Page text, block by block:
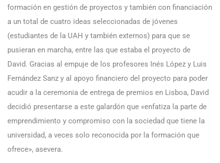
formación en gestión de proyectos y también con financiación
a un total de cuatro ideas seleccionadas de jóvenes
(estudiantes de la UAH y también externos) para que se
pusieran en marcha, entre las que estaba el proyecto de
David. Gracias al empuje de los profesores Inés López y Luis
Fernández Sanz y al apoyo financiero del proyecto para poder
acudir a la ceremonia de entrega de premios en Lisboa, David
decidió presentarse a este galardón que «enfatiza la parte de
emprendimiento y compromiso con la sociedad que tiene la
universidad, a veces solo reconocida por la formación que
ofrece», asevera.